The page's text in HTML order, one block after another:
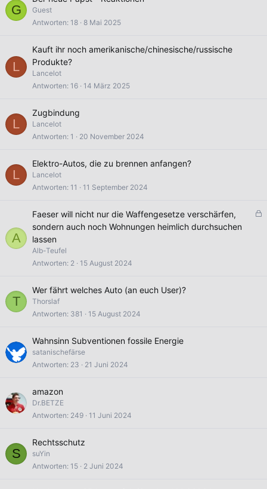
G
Guest
Antworten 18 8 Mai 2025
L
Kauft ihr noch amerikanische/chinesische/russische
Produkte?
Lancelot
Antworten 16 14 März 2025
L
Zugbindung
Lancelot
Antworten 1 20 November 2024
L
Elektro-Autos, die zu brennen anfangen?
Lancelot
Antworten 11 11 September 2024
A
G
Faeser will nicht nur die Waffengesetze verschärfen,
sondern auch noch Wohnungen heimlich durchsuchen
lassen
Alb-Teufel
Antworten 2 15 August 2024
T
Wer fährt welches Auto (an euch User)?
Thorslaf
Antworten 381 15 August 2024
Wahnsinn Subventionen fossile Energie
satanischefärse
Antworten 23 21 Juni 2024
amazon
Dr.BETZE
Antworten 249 11 Juni 2024
S
Rechtsschutz
suYin
Antworten 15 2 Juni 2024